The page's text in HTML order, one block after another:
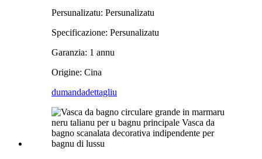
Persunalizatu: Persunalizatu
Specificazione: Persunalizatu
Garanzia: 1 annu
Origine: Cina
dumandadettagliu